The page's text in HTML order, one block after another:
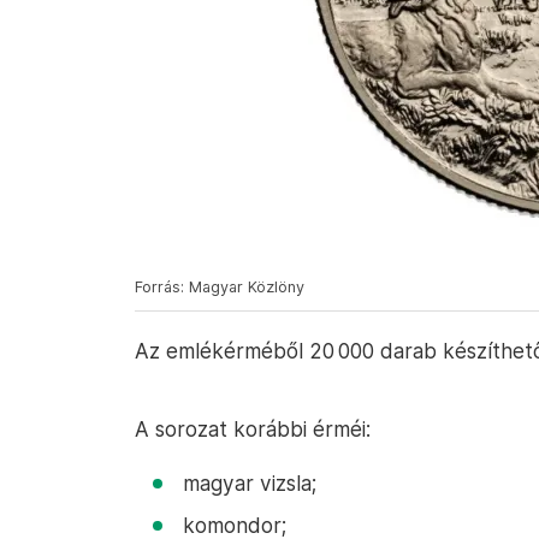
Forrás: Magyar Közlöny
Az emlékérméből 20 000 darab
A sorozat korábbi érméi:
magyar vizsla;
komondor;